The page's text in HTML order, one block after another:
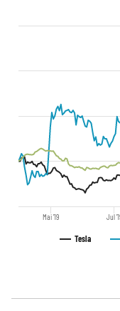
Tesla
Mai '19 Jul